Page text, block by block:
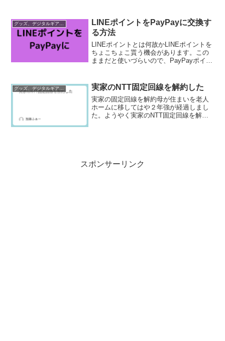
iPad Airで編集していたの...
LINEポイントをPayPayに交換す
る方法
LINEポイントとは何故かLINEポイントを
ちょこちょこ貰う機会があります。この
ままだと使いづらいので、PayPayポイン
るポイントです。LINEでスタンプを購...
グッズ、デジタルギア、サービス 実家のNTT固定回線を解約した
実家の固定回線を解約母が住まいを老人
ホームに移してはや２年強が経過しまし
た。ようやく実家のNTT固定回線を解約
スポンサーリンク